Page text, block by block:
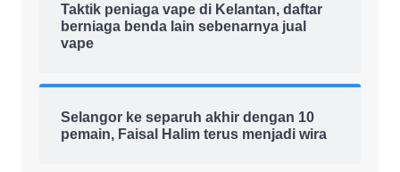
Taktik peniaga vape di Kelantan, daftar
berniaga benda lain sebenarnya jual
vape
Selangor ke separuh akhir dengan 10
pemain, Faisal Halim terus menjadi wira